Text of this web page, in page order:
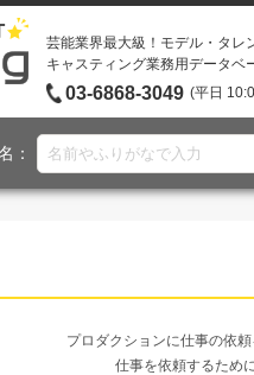
芸能業界最大級！モデル・タレ
キャスティング業務用データベ
03-6868-3049 (平日
：
プロダクションに仕事の依
仕事を依頼するため